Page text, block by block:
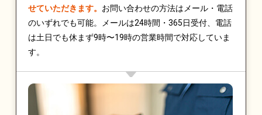
せていただきます。 お問い合わせの方法はメール・電話
のいずれでも可能。メールは24時間・365日受付、電話
は土日でも休まず9時〜19時の営業時間で対応していま
す。